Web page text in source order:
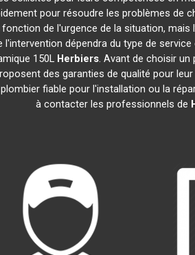
pour résoudre les problèmes de
de l'urgence de la situation, mais
dépendra du type de
150L Herbiers. Avant de choisir un
des garanties de qualité pour
fiable pour l'installation ou la
à contacter les professionnels de